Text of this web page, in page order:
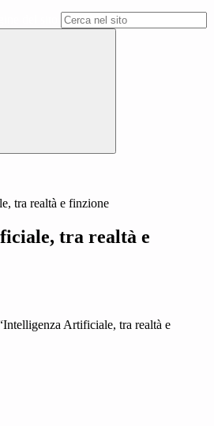
tra realtà e finzione
tra realtà e
Artificiale, tra realtà e